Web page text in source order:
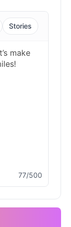
Stories
77/500